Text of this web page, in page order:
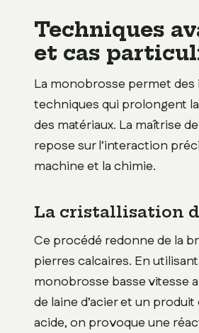
Techniques
et cas
La monobrosse permet
techniques qui prolongent
des matériaux. La maîtrise
repose sur l’interaction
machine et la chimie.
La cristallisation
Ce procédé redonne de la
pierres calcaires. En
monobrosse basse vitesse
de laine d’acier et un
acide, on provoque une